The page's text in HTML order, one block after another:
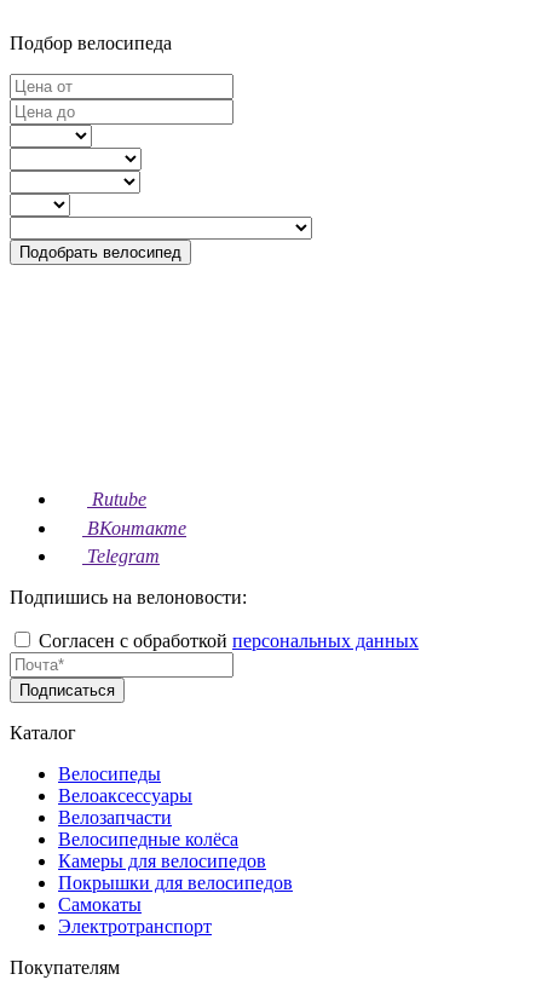
Подбор велосипеда
Подобрать велосипед
Rutube
ВКонтакте
Telegram
Подпишись на велоновости:
Согласен с обработкой персональных данных
Подписаться
Каталог
Велосипеды
Велоаксессуары
Велозапчасти
Велосипедные колёса
Камеры для велосипедов
Покрышки для велосипедов
Самокаты
Электротранспорт
Покупателям